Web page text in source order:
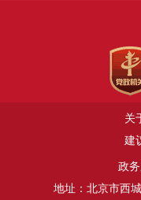
关
建
政
地址：北京市西